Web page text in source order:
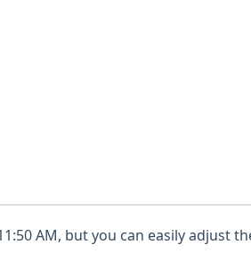
AM, but you can easily adjust